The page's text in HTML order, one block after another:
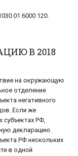
01 6000 120.
В 2018
на окружающую
отделение
негативного
Если же
субъектах РФ,
декларацию.
РФ нескольких
в одной